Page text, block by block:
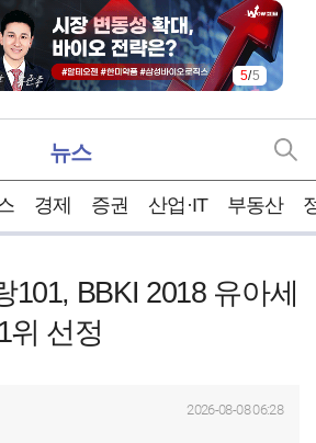
1/5
뉴스
경제 증권 산업·IT 부동산
101, BBKI 2018 유아세
위 선정
2026-08-08 06:28